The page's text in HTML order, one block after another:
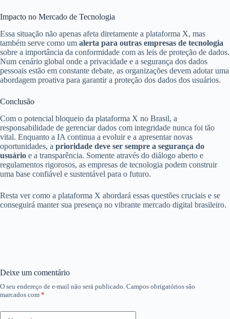
Impacto no Mercado de Tecnologia
Essa situação não apenas afeta diretamente a plataforma X, mas
também serve como um alerta para outras empresas de tecnologia
sobre a importância da conformidade com as leis de proteção de dados.
Num cenário global onde a privacidade e a segurança dos dados
pessoais estão em constante debate, as organizações devem adotar uma
abordagem proativa para garantir a proteção dos dados dos usuários.
Conclusão
Com o potencial bloqueio da plataforma X no Brasil, a
responsabilidade de gerenciar dados com integridade nunca foi tão
vital. Enquanto a IA continua a evoluir e a apresentar novas
oportunidades, a prioridade deve ser sempre a segurança do
usuário e a transparência. Somente através do diálogo aberto e
regulamentos rigorosos, as empresas de tecnologia podem construir
uma base confiável e sustentável para o futuro.
Resta ver como a plataforma X abordará essas questões cruciais e se
conseguirá manter sua presença no vibrante mercado digital brasileiro.
Deixe um comentário
O seu endereço de e-mail não será publicado. Campos obrigatórios são
marcados com *